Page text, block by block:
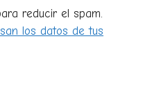
reducir el spam.
los datos de tus